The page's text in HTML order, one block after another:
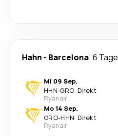
Hahn - Barcelona 6 Tage
Mi 09 Sep.
HHN-GRO· Direkt
Ryanair
Mo 14 Sep.
GRO-HHN· Direkt
Ryanair